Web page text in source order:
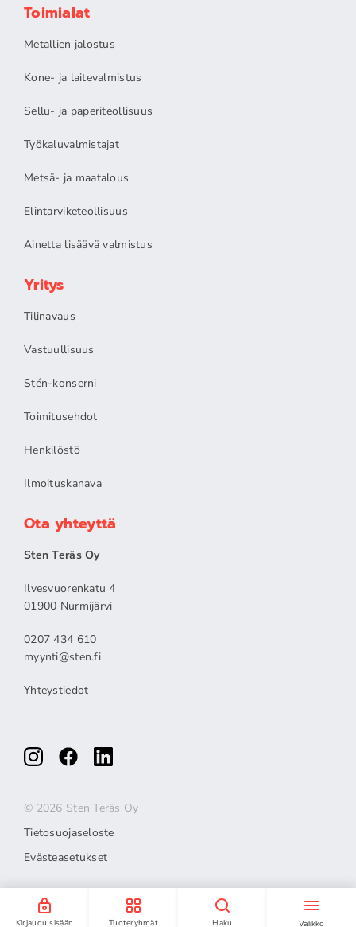
Kirjaudu sisään Tuoteryhmät Haku Valikko
Toimialat
Metallien jalostus
Kone- ja laitevalmistus
Sellu- ja paperiteollisuus
Työkaluvalmistajat
Metsä- ja maatalous
Elintarviketeollisuus
Ainetta lisäävä valmistus
Yritys
Tilinavaus
Vastuullisuus
Stén-konserni
Toimitusehdot
Henkilöstö
Ilmoituskanava
Ota yhteyttä
Sten Teräs Oy
Ilvesvuorenkatu 4
01900 Nurmijärvi
0207 434 610
myynti@sten.fi
Yhteystiedot
© 2026 Sten Teräs Oy
Tietosuojaseloste
Evästeasetukset